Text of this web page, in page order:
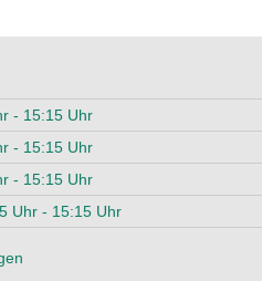
- 15:15 Uhr
- 15:15 Uhr
- 15:15 Uhr
Uhr - 15:15 Uhr